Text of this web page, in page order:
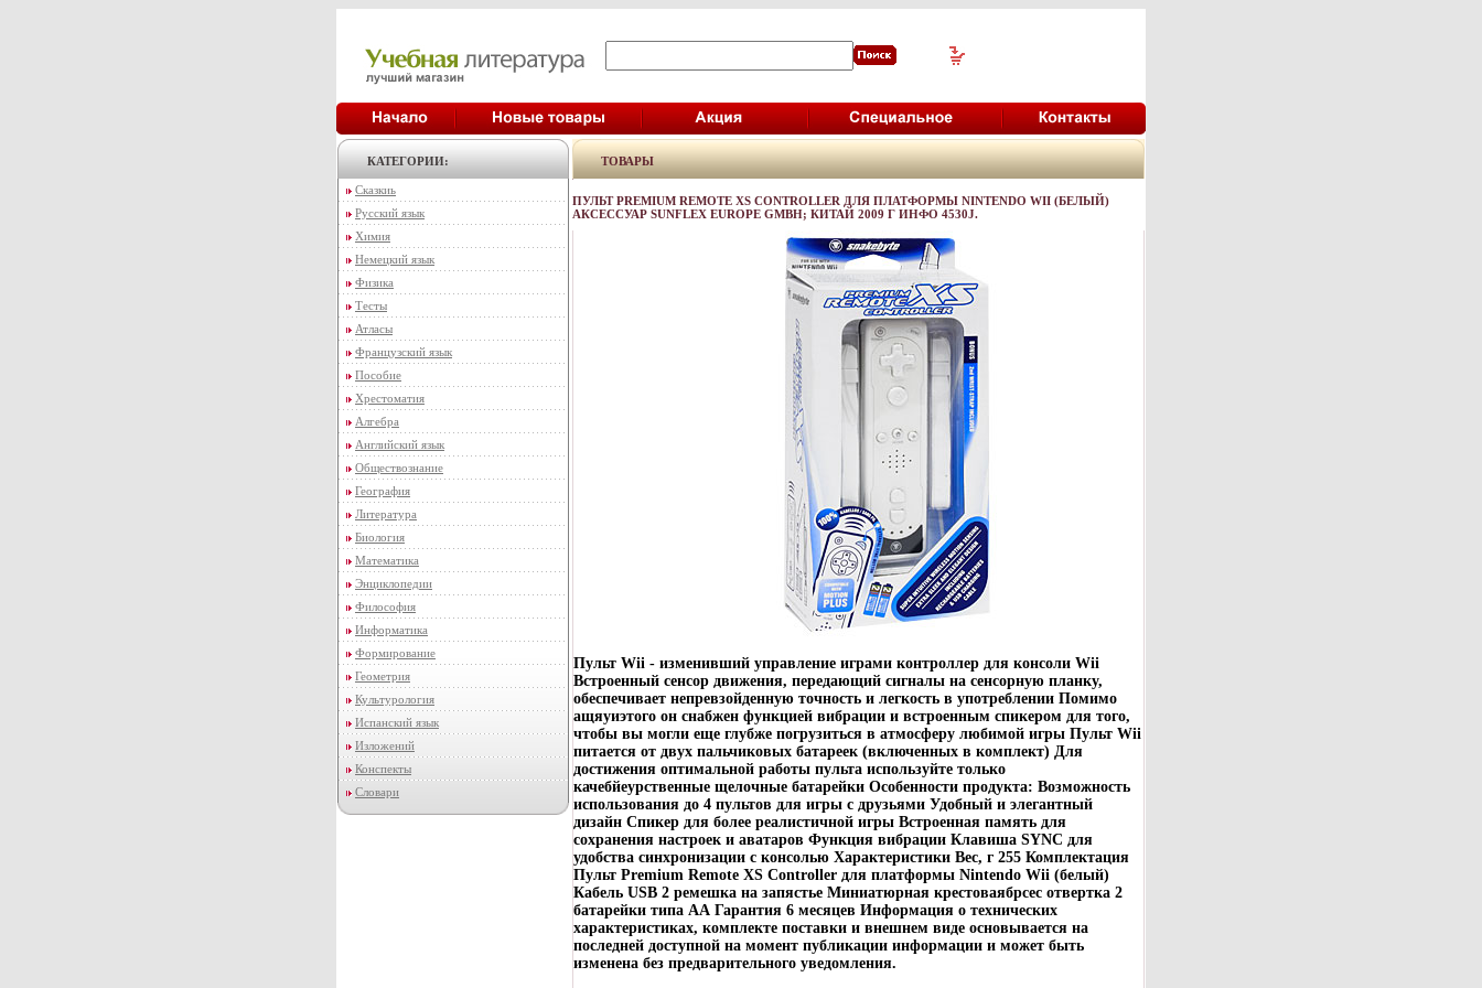
КАТЕГОРИИ:
Сказкиь
Русский язык
Химия
Немецкий язык
Физика
Тесты
Атласы
Французский язык
Пособие
Хрестоматия
Алгебра
Английский язык
Обществознание
География
Литература
Биология
Математика
Энциклопедии
Философия
Информатика
Формирование
Геометрия
Культурология
Испанский язык
Изложений
Конспекты
Словари
ТОВАРЫ
ПУЛЬТ PREMIUM REMOTE XS CONTROLLER ДЛЯ ПЛАТФОРМЫ NINTENDO WII (БЕЛЫЙ)
АКСЕССУАР SUNFLEX EUROPE GMBH; КИТАЙ 2009 Г ИНФО 4530J.
Пульт Wii - изменивший управление играми контроллер для консоли Wii
Встроенный сенсор движения, передающий сигналы на сенсорную планку,
обеспечивает непревзойденную точность и легкость в употреблении Помимо
ащяуиэтого он снабжен функцией вибрации и встроенным спикером для того,
чтобы вы могли еще глубже погрузиться в атмосферу любимой игры Пульт Wii
питается от двух пальчиковых батареек (включенных в комплект) Для
достижения оптимальной работы пульта используйте только
качебйеурственные щелочные батарейки Особенности продукта: Возможность
использования до 4 пультов для игры с друзьями Удобный и элегантный
дизайн Спикер для более реалистичной игры Встроенная память для
сохранения настроек и аватаров Функция вибрации Клавиша SYNC для
удобства синхронизации с консолью Характеристики Вес, г 255 Комплектация
Пульт Premium Remote XS Controller для платформы Nintendo Wii (белый)
Кабель USB 2 ремешка на запястье Миниатюрная крестоваябрсес отвертка 2
батарейки типа АА Гарантия 6 месяцев Информация о технических
характеристиках, комплекте поставки и внешнем виде основывается на
последней доступной на момент публикации информации и может быть
изменена без предварительного уведомления.